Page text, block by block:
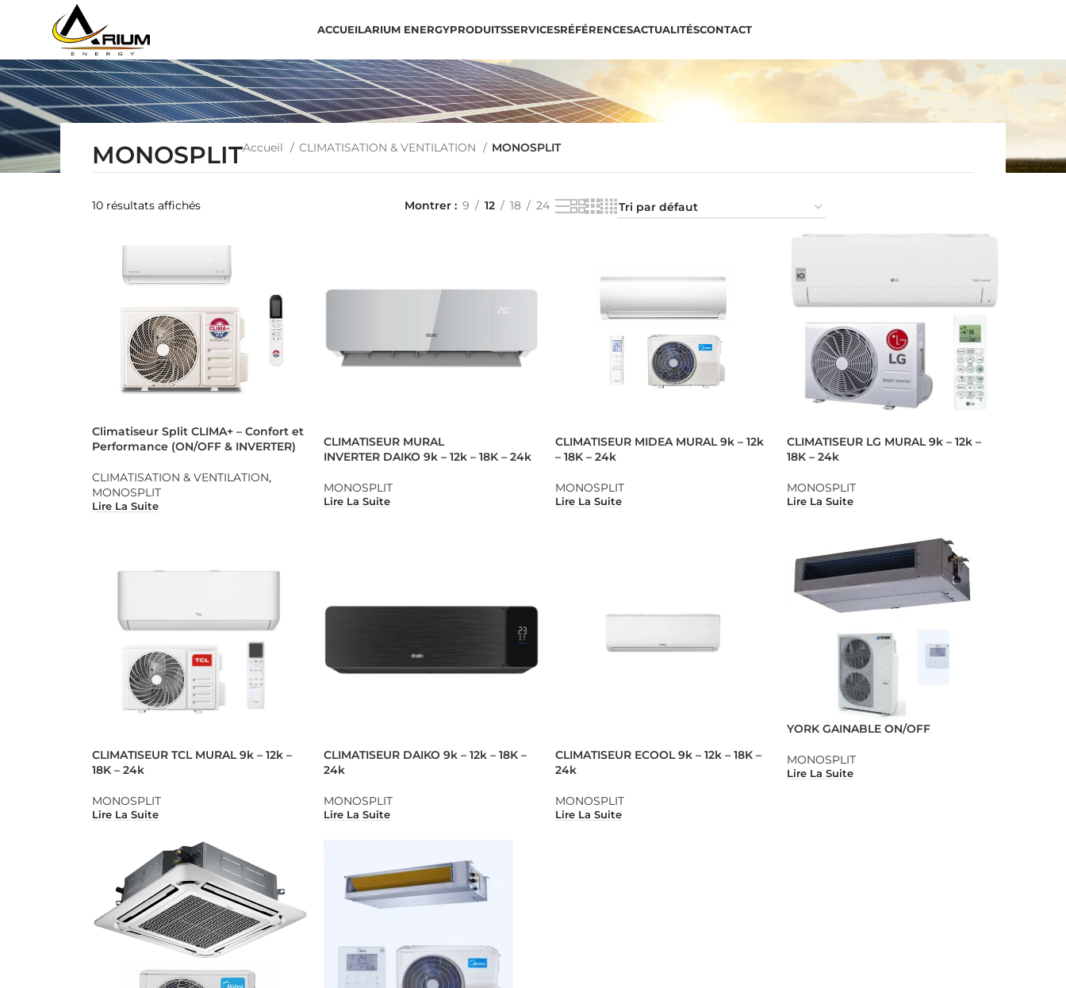
ACCUEILARIUM ENERGYPRODUITSSERVICESRÉFÉRENCESACTUALITÉSCONTACT
MONOSPLITAccueil CLIMATISATION & VENTILATION MONOSPLIT
10 résultats affichés Montrer 9 12 18 24
Climatiseur Split CLIMA+ – Confort et
Performance (ON/OFF & INVERTER)
CLIMATISATION & VENTILATION,
MONOSPLIT
Lire La Suite
CLIMATISEUR MURAL
INVERTER DAIKO 9k – 12k – 18K – 24k
MONOSPLIT
Lire La Suite
CLIMATISEUR MIDEA MURAL 9k – 12k
– 18K – 24k
MONOSPLIT
Lire La Suite
CLIMATISEUR LG MURAL 9k – 12k –
18K – 24k
MONOSPLIT
Lire La Suite
CLIMATISEUR TCL MURAL 9k – 12k –
18K – 24k
MONOSPLIT
Lire La Suite
CLIMATISEUR DAIKO 9k – 12k – 18K –
24k
MONOSPLIT
Lire La Suite
CLIMATISEUR ECOOL 9k – 12k – 18K –
24k
MONOSPLIT
Lire La Suite
YORK GAINABLE ON/OFF
MONOSPLIT
Lire La Suite